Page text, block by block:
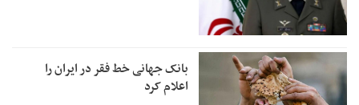
بانک جهانی خط فقر در ایران را
اعلام کرد